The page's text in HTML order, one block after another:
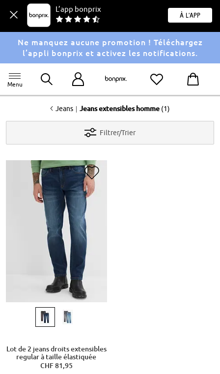
L’app bonprix
À l'app
Ne manquez aucune promotion ! Téléchargez
l’appli bonprix et activez les notifications.
Menu
<Jeans | Jeans extensibles homme (1)
Filtrer/Trier
Lot de 2 jeans droits extensibles
regular à taille élastiquée
CHF 81,95